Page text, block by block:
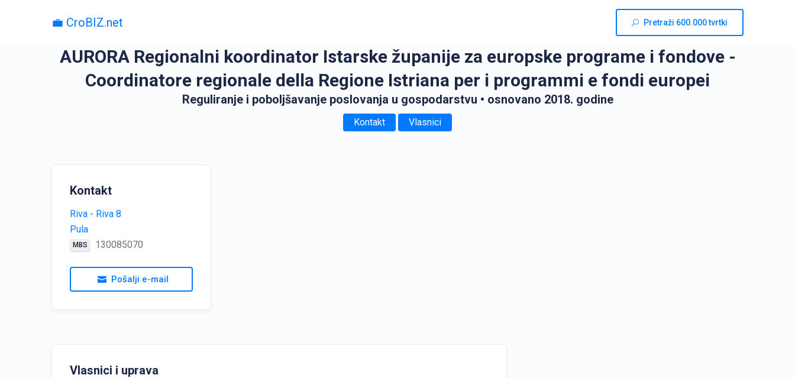
💼 CroBIZ.net Pretraži 600.000 tvrtki
AURORA Regionalni koordinator Istarske županije za europske programe i fondove -
Coordinatore regionale della Regione Istriana per i programmi e fondi europei
Reguliranje i poboljšavanje poslovanja u gospodarstvu • osnovano 2018. godine
Kontakt Vlasnici
Kontakt
Riva - Riva 8
Pula
MBS 130085070
Pošalji e-mail
Vlasnici i uprava